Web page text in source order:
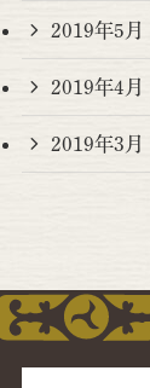
2019年5月
2019年4月
2019年3月